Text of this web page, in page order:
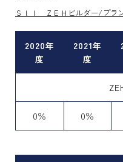
ＳＩＩ ＺＥＨビルダー/プラ
2020年
度
2021年
度
0％ 0％